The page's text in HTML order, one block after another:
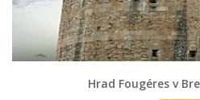
Hrad Fougéres v